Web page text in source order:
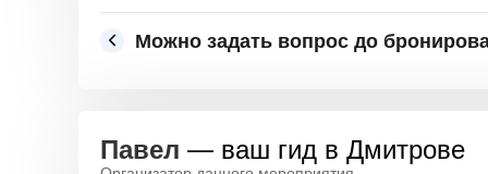
Можно задать вопрос до
Павел — ваш гид в Дмитрове